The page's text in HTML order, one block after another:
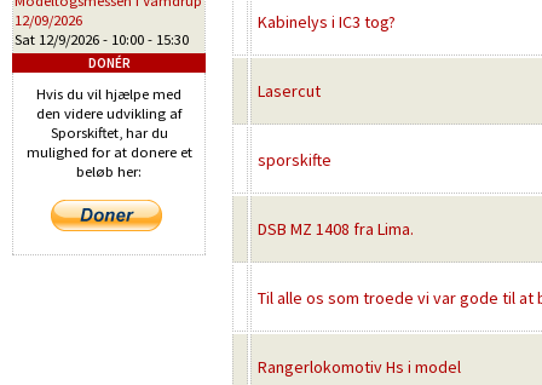
Kabinelys i IC3 tog?
Lasercut
sporskifte
DSB MZ 1408 fra Lima.
Til alle os som troede vi var gode til at
Rangerlokomotiv Hs i model
12/09/2026
Sat 12/9/2026 - 10:00 - 15:30
DONÉR
Hvis du vil hjælpe med
den videre udvikling af
Sporskiftet, har du
mulighed for at donere et
beløb her: